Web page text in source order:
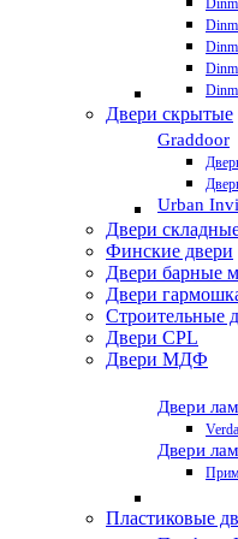
Двери скрытые
Graddoor
Urban
Двери
Финские двери
Двери барные
Двери
Строительные
Двери CРL
Двери МДФ
Двери
Verda
Двери
Пластиковые